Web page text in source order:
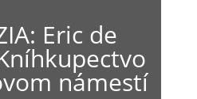
Eric de
námestí